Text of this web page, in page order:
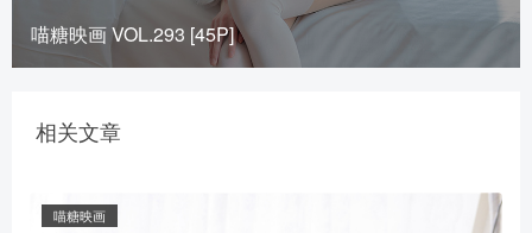
喵糖映画 VOL.293 [45P]
相关文章
喵糖映画